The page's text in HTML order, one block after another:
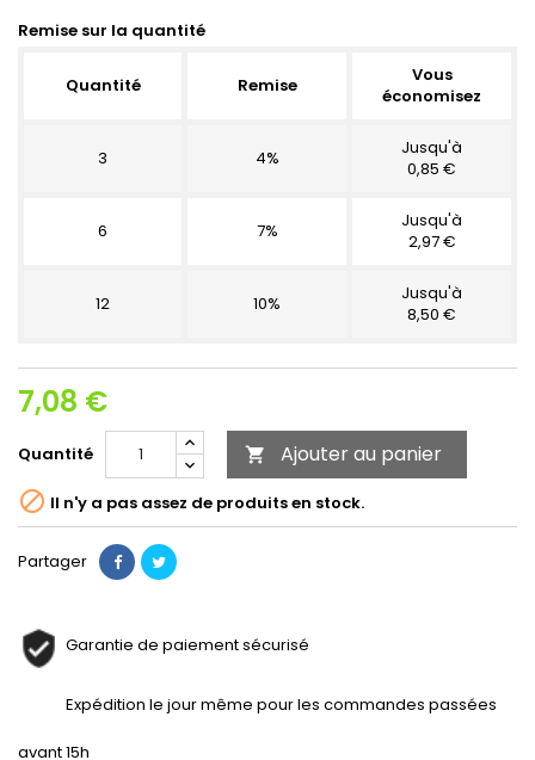
Remise sur la quantité
Quantité Remise
Vous
économisez
3 4%
Jusqu'à
0,85 €
6 7%
Jusqu'à
2,97 €
12 10%
Jusqu'à
8,50 €
7,08 €
Quantité  Ajouter au panier
 Il n'y a pas assez de produits en stock.
Partager
Garantie de paiement sécurisé
Expédition le jour même pour les commandes passées
avant 15h